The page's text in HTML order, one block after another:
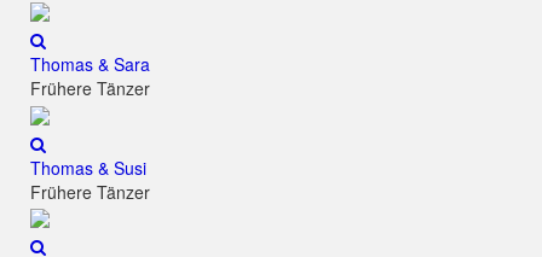
Thomas & Sara
Frühere Tänzer
Thomas & Susi
Frühere Tänzer